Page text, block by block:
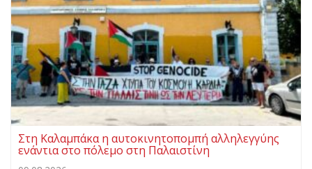
Στη Καλαμπάκα η αυτοκινητοπομπή αλληλεγγύης
ενάντια στο πόλεμο στη Παλαιστίνη